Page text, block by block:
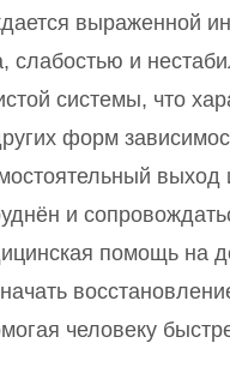
выраженной
слабостью и
системы, что
форм
выход
и
помощь на
человеку